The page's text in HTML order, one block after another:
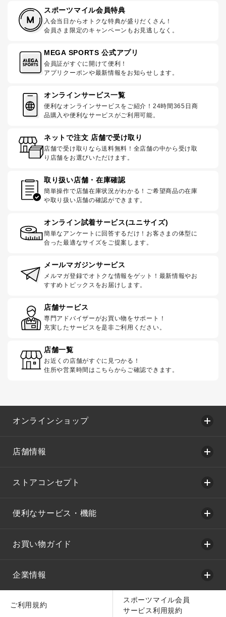
スポーツマイル会員特典
入会当日からオトクな特典が盛りだくさん！
会員さま限定のキャンペーンもお見逃しなく。
MEGA SPORTS 公式アプリ
会員証がすぐに開けて便利！
アプリクーポンや最新情報をお知らせします。
オンラインサービス一覧
便利なオンラインサービスをご紹介！24時間365日商
品購入や便利なサービスがご利用可能。
ネットで注文 店舗で受け取り
店舗で受け取りなら送料無料！全店舗の中から受け取
り店舗をお選びいただけます。
取り扱い店舗・在庫確認
簡単操作で店舗在庫状況がわかる！ご希望商品の在庫
や取り扱い店舗の確認ができます。
オンライン試着サービス(ユニサイズ)
簡単なアンケートに回答するだけ！お客さまの体型に
合った最適なサイズをご提案します。
メールマガジンサービス
メルマガ登録でオトクな情報をゲット！最新情報やお
すすめトピックスをお届けします。
店舗サービス
専門アドバイザーがお買い物をサポート！
充実したサービスを是非ご利用ください。
店舗一覧
お近くの店舗がすぐに見つかる！
住所や営業時間はこちらからご確認できます。
オンラインショップ
店舗情報
ストアコンセプト
便利なサービス・機能
お買い物ガイド
企業情報
ご利用規約
スポーツマイル会員
サービス利用規約